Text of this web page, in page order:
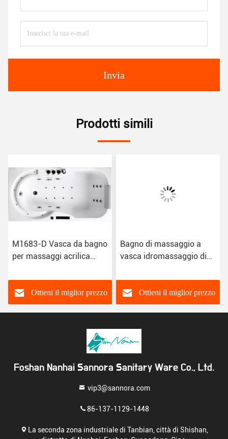
Invia
Prodotti simili
M1683-D Vasca da bagno
per massaggi acrilica
resistente al
decolorazione
Ottieni il miglior prezzo
Bagno di massaggio a
vasca idromassaggio di
M1579 resistente al
decolorazione
Ottieni il miglior prezzo
Foshan Nanhai Sannora Sanitary Ware Co., Ltd.
vip3@sannora.com
86-137-1129-1448
La seconda zona industriale di Tanbian, città di Shishan,